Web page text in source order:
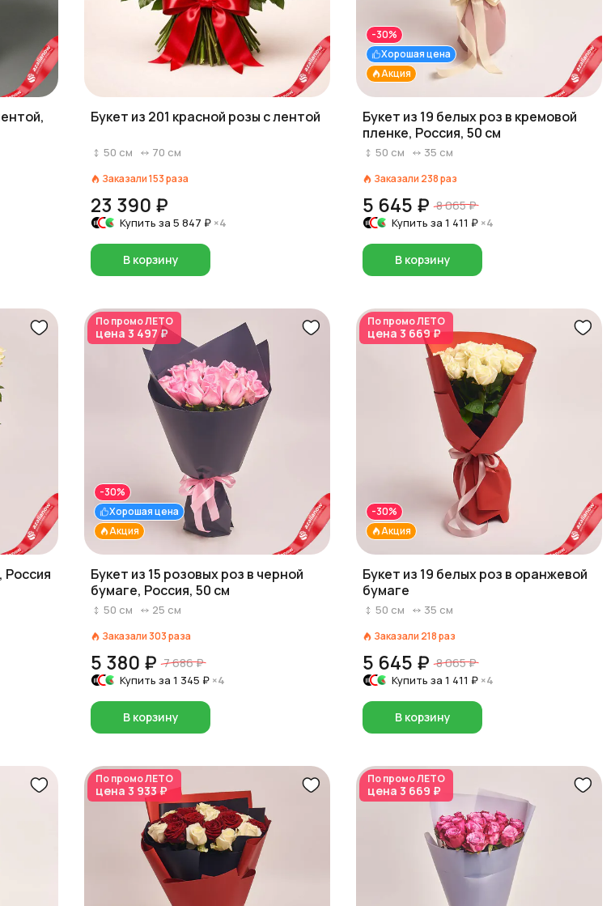
Букет из 201 красной розы с лентой
50 см 70 см
Заказали153раза
23 390 ₽
Купить за 5 847 ₽ ×4
В корзину
Акция
Хорошая цена
-30%
Букет из 19 белых роз в кремовой
пленке, Россия, 50 см
50 см 35 см
Заказали 238раз
5 645 ₽ 8 065 ₽
Купить за 1 411 ₽ ×4
В корзину
Россия
По промоЛЕТО
цена 3 497 ₽
Акция
Хорошая цена
-30%
Букет из 15 розовых роз в черной
бумаге, Россия, 50 см
50 см 25 см
Заказали 303раза
5 380 ₽ 7 686 ₽
Купить за 1 345 ₽ ×4
В корзину
По промоЛЕТО
цена 3 669 ₽
Акция
-30%
Букет из 19 белых роз в оранжевой
бумаге
50 см 35 см
Заказали 218раз
5 645 ₽ 8 065 ₽
Купить за 1 411 ₽ ×4
В корзину
По промоЛЕТО
цена 3 933 ₽
По промоЛЕТО
цена 3 669 ₽